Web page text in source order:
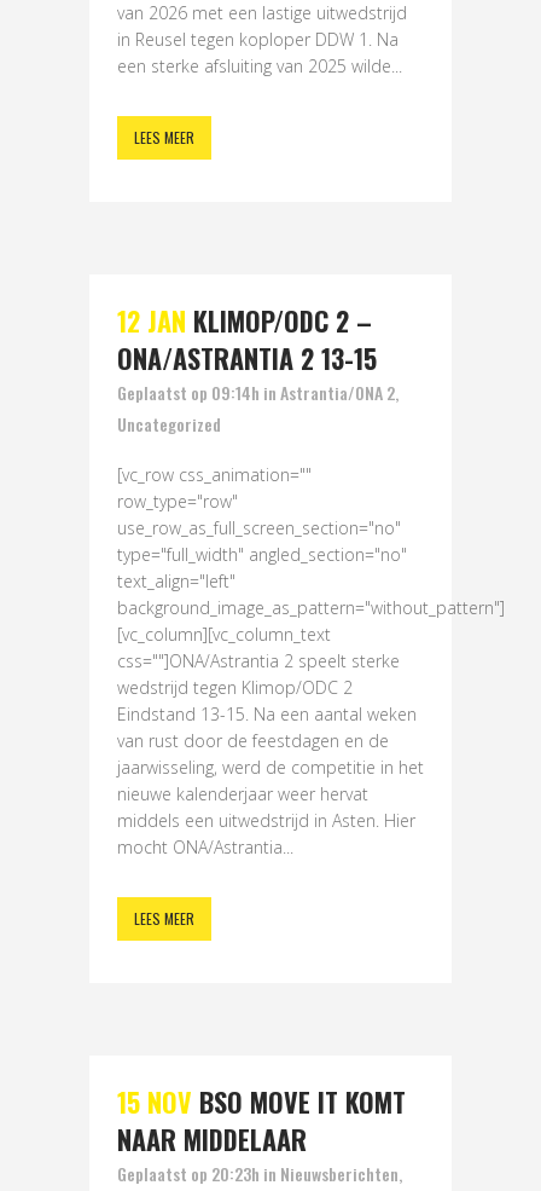
van 2026 met een lastige uitwedstrijd
in Reusel tegen koploper DDW 1. Na
een sterke afsluiting van 2025 wilde...
LEES MEER
12 JAN KLIMOP/ODC 2 –
ONA/ASTRANTIA 2 13-15
Geplaatst op 09:14h inAstrantia/ONA 2,
Uncategorized
[vc_row css_animation=""
row_type="row"
use_row_as_full_screen_section="no"
type="full_width" angled_section="no"
text_align="left"
background_image_as_pattern="without_pattern"]
[vc_column][vc_column_text
css=""]ONA/Astrantia 2 speelt sterke
wedstrijd tegen Klimop/ODC 2
Eindstand 13-15. Na een aantal weken
van rust door de feestdagen en de
jaarwisseling, werd de competitie in het
nieuwe kalenderjaar weer hervat
middels een uitwedstrijd in Asten. Hier
mocht ONA/Astrantia...
LEES MEER
15 NOV BSO MOVE IT KOMT
NAAR MIDDELAAR
Geplaatst op 20:23h in Nieuwsberichten,